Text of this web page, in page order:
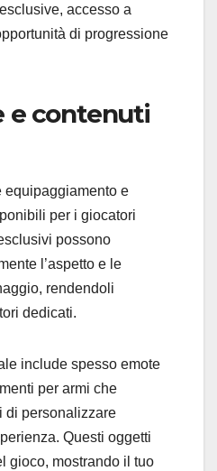
accesso a
di progressione
e contenuti
equipaggiamento e
per i giocatori
possono
l’aspetto e le
rendendoli
dedicati.
include spesso emote
per armi che
di personalizzare
Questi oggetti
gioco, mostrando il tuo